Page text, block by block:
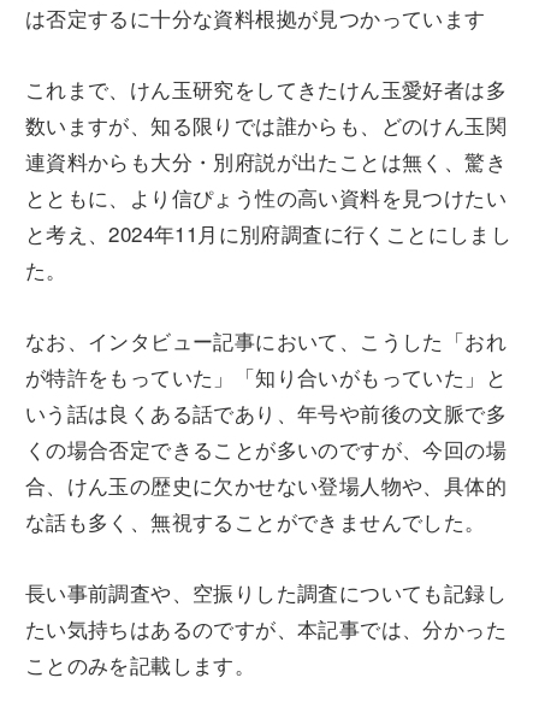
は否定するに十分な資料根拠が見つかっています
これまで、けん玉研究をしてきたけん玉愛好者は多
数いますが、知る限りでは誰からも、どのけん玉関
連資料からも大分・別府説が出たことは無く、驚き
とともに、より信ぴょう性の高い資料を見つけたい
と考え、2024年11月に別府調査に行くことにしまし
た。
なお、インタビュー記事において、こうした「おれ
が特許をもっていた」「知り合いがもっていた」と
いう話は良くある話であり、年号や前後の文脈で多
くの場合否定できることが多いのですが、今回の場
合、けん玉の歴史に欠かせない登場人物や、具体的
な話も多く、無視することができませんでした。
長い事前調査や、空振りした調査についても記録し
たい気持ちはあるのですが、本記事では、分かった
ことのみを記載します。